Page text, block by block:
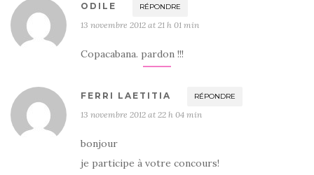
ODILE RÉPONDRE
13 novembre 2012 at 21 h 01 min
Copacabana. pardon !!!
FERRI LAETITIA RÉPONDRE
13 novembre 2012 at 22 h 04 min
bonjour
je participe à votre concours!